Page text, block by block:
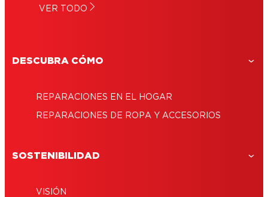
pegamento para espejos de auto
Pegante: Encuentra el pegamento
VER TODO
DESCUBRA CÓMO
REPARACIONES EN EL HOGAR
REPARACIONES DE ROPA Y ACCESORIOS
SOSTENIBILIDAD
VISIÓN